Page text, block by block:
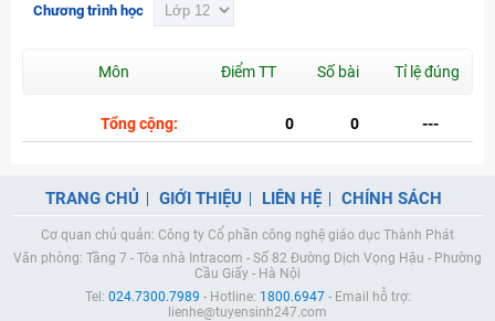
Chương trình học
Môn Điểm TT Số bài Tỉ lệ đúng
Tổng cộng: 0 0 ---
TRANG CHỦ GIỚI THIỆU LIÊN HỆ CHÍNH SÁCH
Cơ quan chủ quản: Công ty Cổ phần công nghệ giáo dục Thành Phát
Văn phòng: Tầng 7 - Tòa nhà Intracom - Số 82 Đường Dịch Vọng Hậu - Phường
Cầu Giấy - Hà Nội
Tel: 024.7300.7989 - Hotline: 1800.6947- Email hỗ trợ:
lienhe@tuyensinh247.com